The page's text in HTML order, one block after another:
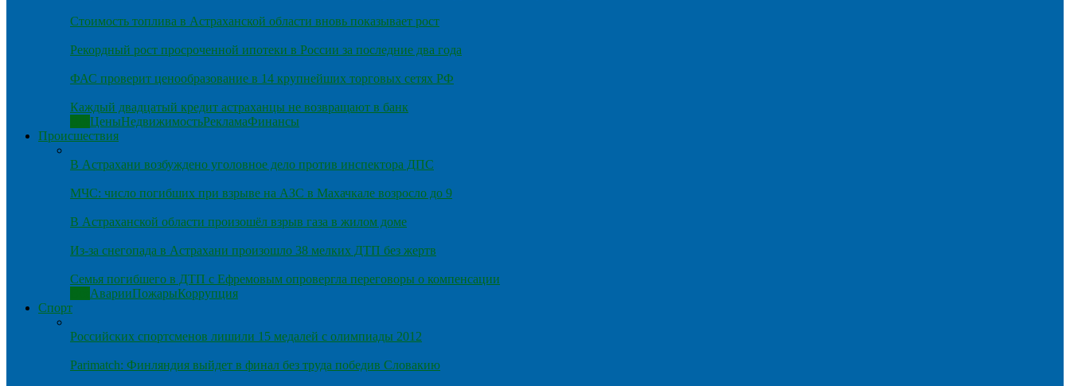
Стоимость топлива в Астраханской области вновь показывает рост
Рекордный рост просроченной ипотеки в России за последние два года
ФАС проверит ценообразование в 14 крупнейших торговых сетях РФ
Каждый двадцатый кредит астраханцы не возвращают в банк
ЦеныНедвижимостьРекламаФинансы
Происшествия
В Астрахани возбуждено уголовное дело против инспектора ДПС
МЧС: число погибших при взрыве на АЗС в Махачкале возросло до 9
В Астраханской области произошёл взрыв газа в жилом доме
Из-за снегопада в Астрахани произошло 38 мелких ДТП без жертв
Семья погибшего в ДТП с Ефремовым опровергла переговоры о компенсации
АварииПожарыКоррупция
Спорт
Российских спортсменов лишили 15 медалей с олимпиады 2012
Parimatch: Финляндия выйдет в финал без труда победив Словакию